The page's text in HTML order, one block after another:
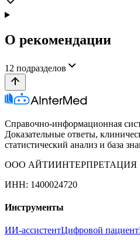
О рекомендации
12 подразделов
Справочно-информационная
Доказательные ответы,
статистический анализ и база
ООО АЙТИИНТЕРПРЕТАЦИЯ
ИНН: 1400024720
Инструменты
ИИ-ассистентЦифровой пациент